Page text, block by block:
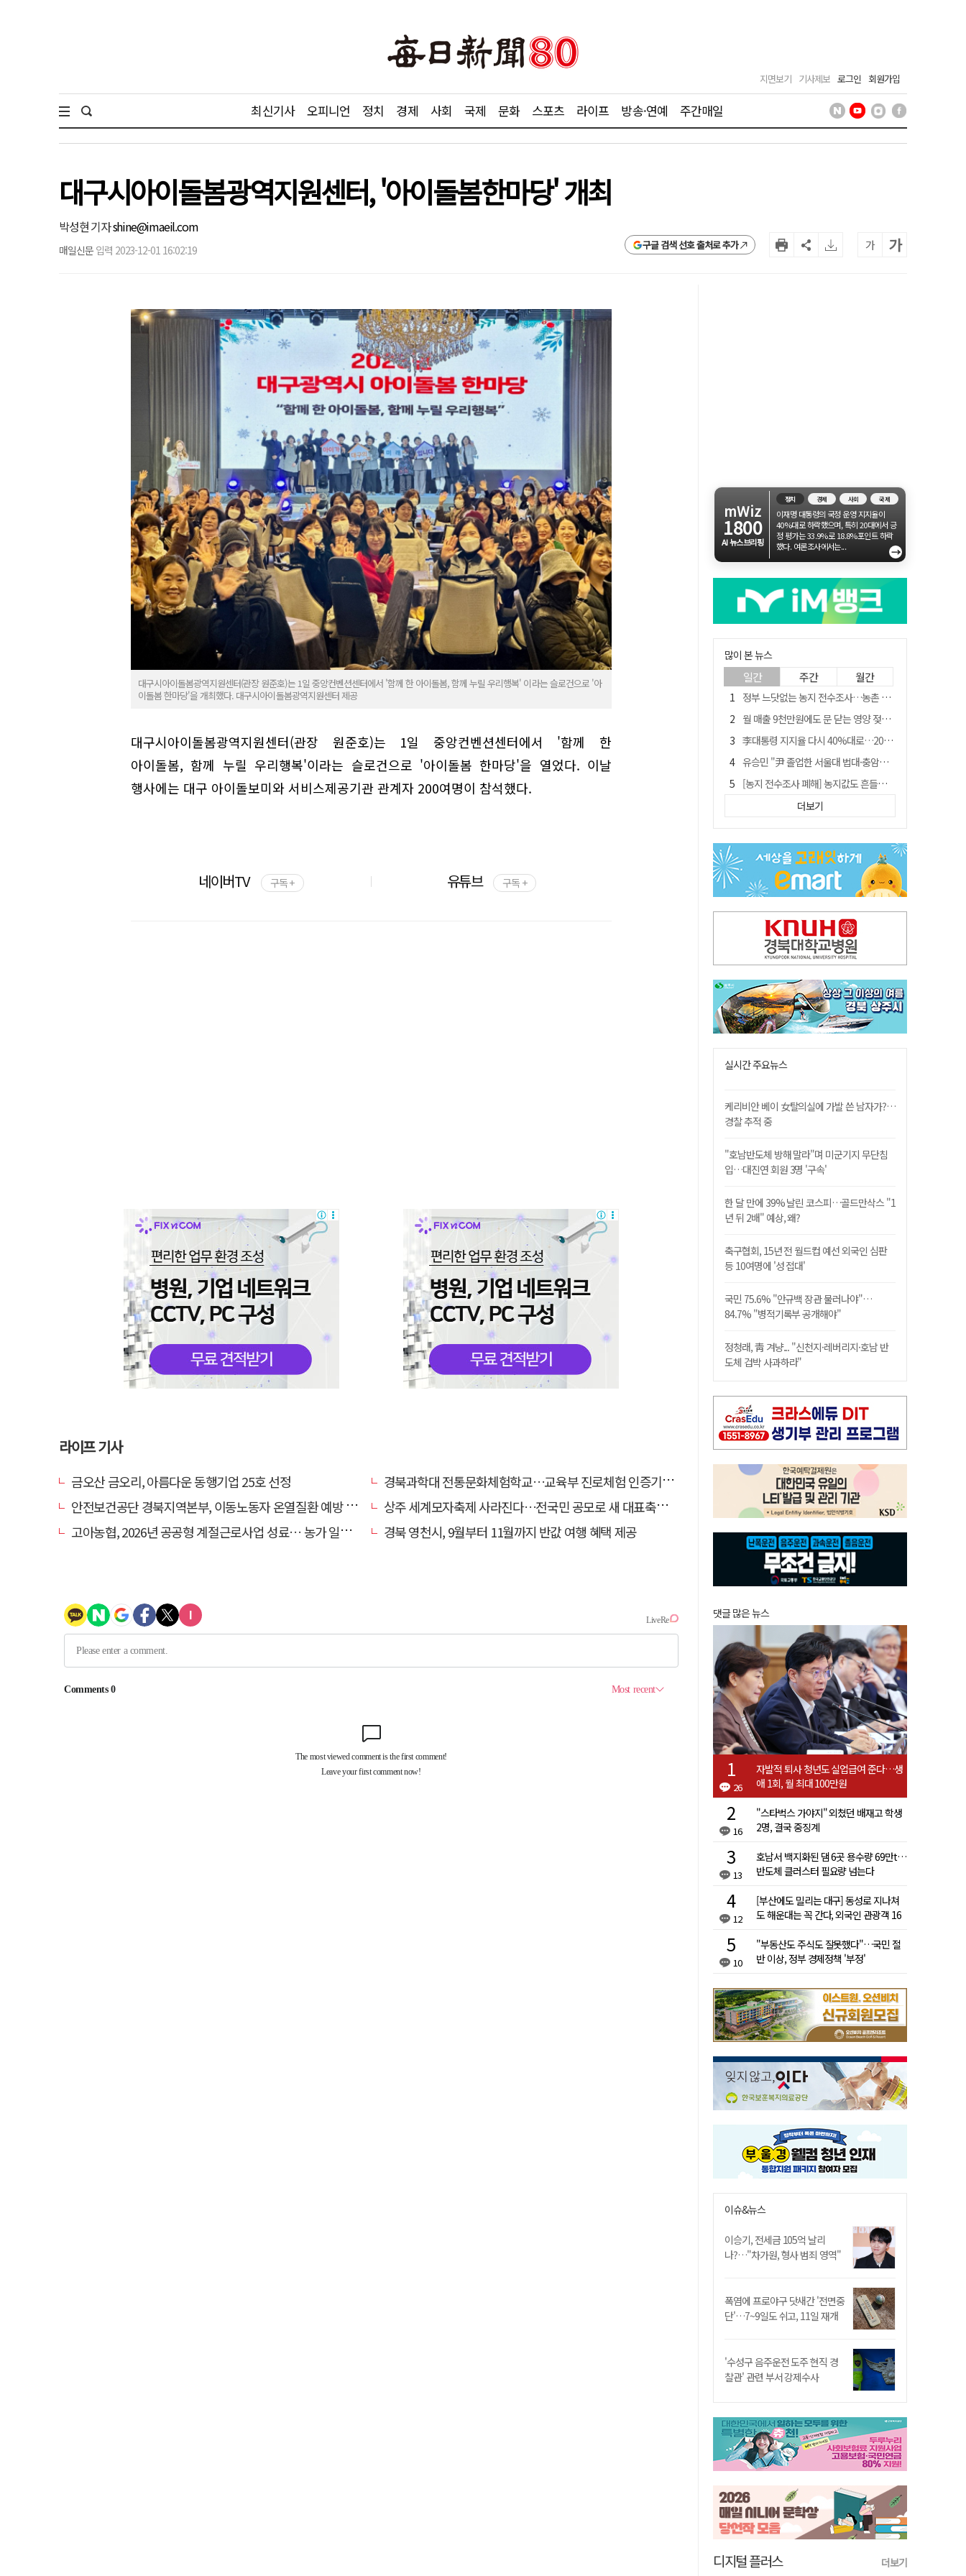
지면보기 기사제보 로그인 회원가입
최신기사 오피니언 정치 경제 사회 국제 문화 스포츠 라이프 방송·연예 주간매일
대구시아이돌봄광역지원센터, '아이돌봄한마당' 개최
박성현 기자shine@imaeil.com
매일신문 입력 2023-12-01 16:02:19 구글 검색 선호 출처로 추가 가 가
대구시아이돌봄광역지원센터(관장 원준호)는 1일 중앙컨벤션센터에서 '함께 한 아이돌봄, 함께 누릴 우리행복' 이라는 슬로건으로 '아
이돌봄 한마당'을 개최했다. 대구시아이돌봄광역지원센터 제공
대구시아이돌봄광역지원센터(관장 원준호)는 1일 중앙컨벤션센터에서 '함께 한
아이돌봄, 함께 누릴 우리행복'이라는 슬로건으로 '아이돌봄 한마당'을 열었다. 이날
행사에는 대구 아이돌보미와 서비스제공기관 관계자 200여명이 참석했다.
네이버TV 구독 + 유튜브 구독 +
라이프 기사
금오산 금오리, 아름다운 동행기업 25호 선정
경북과학대 전통문화체험학교…교육부 진로체험 인증기관 선정
안전보건공단 경북지역본부, 이동노동자 온열질환 예방 캠페인
상주 세계모자축제 사라진다…전국민 공모로 새 대표축제 발굴 나서
고아농협, 2026년 공공형 계절근로사업 성료… 농가 일손 부족 해소 '효자'
경북 영천시, 9월부터 11월까지 반값 여행 혜택 제공
mWiz
1800
AI 뉴스브리핑
정치 경제 사회 국제
이재명 대통령의 국정 운영 지지율이
40%대로 하락했으며, 특히 20대에서 긍
정 평가는 33.9%로 18.8%포인트 하락
했다. 여론조사에서는...
→
많이 본 뉴스
일간 주간 월간
정부 느닷없는 농지 전수조사…농촌 들쑤시는 '경자유전'의 칼날
월 매출 9천만원에도 문 닫는 영양 젖소농장… "일할 사람이 없어"
李대통령 지지율 다시 40%대로…20대는 18.8%p 급락
유승민 "尹 졸업한 서울대 법대·충암고도 없애야"…李 육사 통합 직격
[농지 전수조사 폐해] 농지값도 흔들리나…"도지 막히면 헐값 매물 나올 수도"
[농지 전수조사 폐해] '쌀 받고 논 내 준' 도지농 이제 어쩌나?
국민 51.9% "李 대통령 재판 재개 필요하다"
경북 영천시, 9월부터 11월까지 반값 여행 혜택 제공
아쉬운 태클
더보기
실시간 주요뉴스
케리비안 베이 女탈의실에 가발 쓴 남자가?…
경찰 추적 중
"호남반도체 방해 말라"며 미군기지 무단침
입…대진연 회원 3명 '구속'
한 달 만에 39% 날린 코스피…골드만삭스 "1
년 뒤 2배" 예상, 왜?
축구협회, 15년 전 월드컵 예선 외국인 심판
등 10여명에 '성 접대'
국민 75.6% "안규백 장관 물러나야"…
84.7% "병적기록부 공개해야"
정청래, 靑 겨냥... "신천지·레버리지·호남 반
도체 겁박 사과하라"
댓글 많은 뉴스
26
자발적 퇴사 청년도 실업급여 준다…생
애 1회, 월 최대 100만원
16
"스타벅스 가야지" 외쳤던 배재고 학생
2명, 결국 중징계
13
호남서 백지화된 댐 6곳 용수량 69만t…
반도체 클러스터 필요량 넘는다
12
[부산에도 밀리는 대구] 동성로 지나쳐
도 해운대는 꼭 간다, 외국인 관광객 16
10
"부동산도 주식도 잘못했다"…국민 절
반 이상, 정부 경제정책 '부정'
이슈&뉴스
이승기, 전세금 105억 날리
나?…"차가원, 형사 범죄 영역"
폭염에 프로야구 닷새간 '전면중
단'…7~9일도 쉬고, 11일 재개
'수성구 음주운전 도주 현직 경
찰관' 관련 부서 강제수사
디지털 플러스 더보기